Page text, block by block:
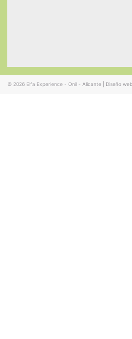
© 2026 Elfa Experience - Onil - Alicante Diseño